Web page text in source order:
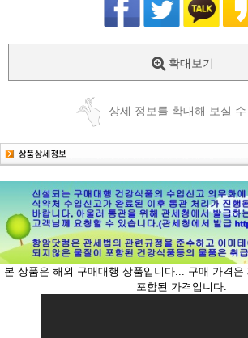
확대보기
상세 정보를 확대해 보실
본 상품은 해외 구매대행 상품입니다... 구매 가격은
포함된 가격입니다.